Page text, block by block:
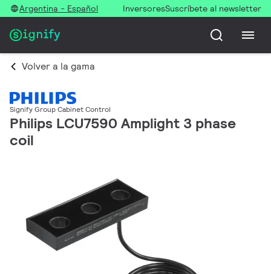
Argentina - Español InversoresSuscríbete al newsletter
Volver a la gama
Signify Group Cabinet Control
Philips LCU7590 Amplight 3 phase
coil